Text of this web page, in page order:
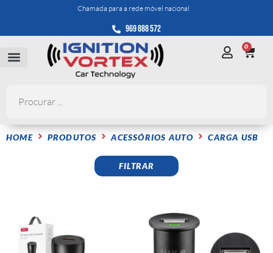
Chamada para a rede móvel nacional
969 888 572
0
HOME PRODUTOS ACESSÓRIOS AUTO CARGA USB
FILTRAR